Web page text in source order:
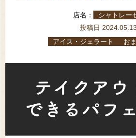
店名： シャトレー
投稿日 2024.05.13
アイス・ジェラート お